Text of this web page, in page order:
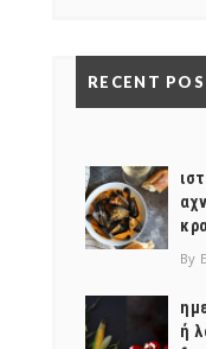
RECENT
By
ή